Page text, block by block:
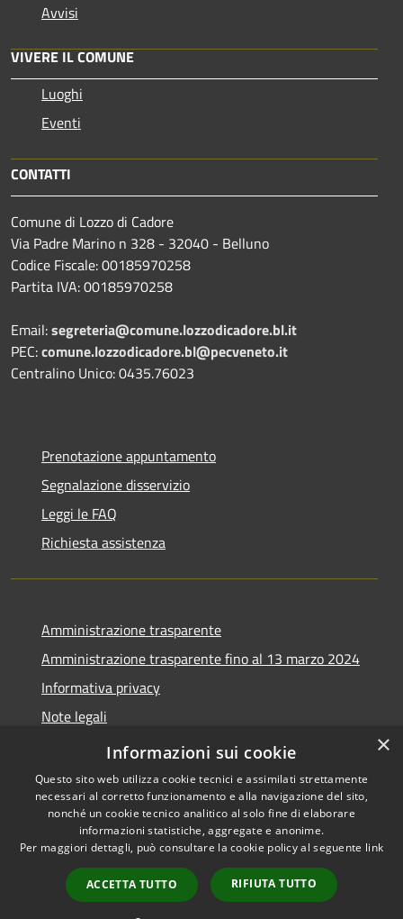
Avvisi
VIVERE IL COMUNE
Luoghi
Eventi
CONTATTI
Comune di Lozzo di Cadore
Via Padre Marino n 328 - 32040 - Belluno
Codice Fiscale: 00185970258
Partita IVA: 00185970258
Email:segreteria@comune.lozzodicadore.bl.it
PEC:comune.lozzodicadore.bl@pecveneto.it
Centralino Unico: 0435.76023
Prenotazione appuntamento
Segnalazione disservizio
Leggi le FAQ
Richiesta assistenza
Amministrazione trasparente
Amministrazione trasparente fino al 13 marzo 2024
Informativa privacy
Note legali
Dichiarazione di accessibilità
Accessibilità
Copyright © 2026 • Comune di
Lozzo di Cadore • Powered by
Municipium•
Accesso
redazione
×
Informazioni sui cookie
Questo sito web utilizza cookie tecnici e assimilati strettamente
necessari al corretto funzionamento e alla navigazione del sito,
nonché un cookie tecnico analitico al solo fine di elaborare
informazioni statistiche, aggregate e anonime.
Per maggiori dettagli, può consultare la cookie policy al seguente link
ACCETTA TUTTO RIFIUTA TUTTO